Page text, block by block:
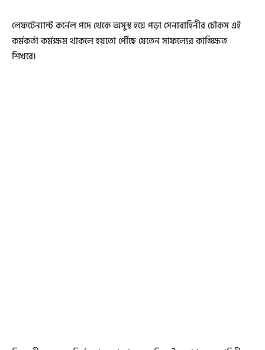
লেফটেন্যান্ট কর্নেল পদে থেকে অসুস্থ হয়ে পড়া সেনাবাহিনীর চৌকস এই
কর্মকর্তা কর্মক্ষম থাকলে হয়তো পৌঁছে যেতেন সাফল্যের কাঙ্ক্ষিত
শিখরে।